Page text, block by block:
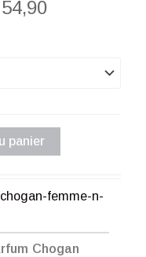
Plage
à
€ 54,90
panier
femme-n-
Chogan